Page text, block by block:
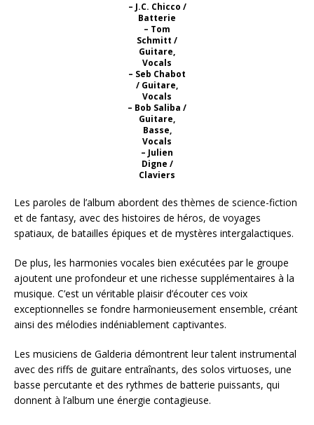
– J.C. Chicco /
Batterie
– Tom
Schmitt /
Guitare,
Vocals
– Seb Chabot
/ Guitare,
Vocals
– Bob Saliba /
Guitare,
Basse,
Vocals
– Julien
Digne /
Claviers
Les paroles de l’album abordent des thèmes de science-fiction
et de fantasy, avec des histoires de héros, de voyages
spatiaux, de batailles épiques et de mystères intergalactiques.
De plus, les harmonies vocales bien exécutées par le groupe
ajoutent une profondeur et une richesse supplémentaires à la
musique. C’est un véritable plaisir d’écouter ces voix
exceptionnelles se fondre harmonieusement ensemble, créant
ainsi des mélodies indéniablement captivantes.
Les musiciens de Galderia démontrent leur talent instrumental
avec des riffs de guitare entraînants, des solos virtuoses, une
basse percutante et des rythmes de batterie puissants, qui
donnent à l’album une énergie contagieuse.